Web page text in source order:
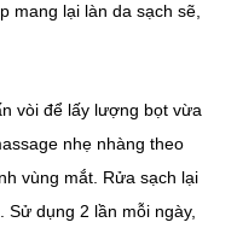
mang lại làn da sạch sẽ,
vòi để lấy lượng bọt vừa
nhẹ nhàng theo
vùng mắt. Rửa sạch lại
dụng 2 lần mỗi ngày,